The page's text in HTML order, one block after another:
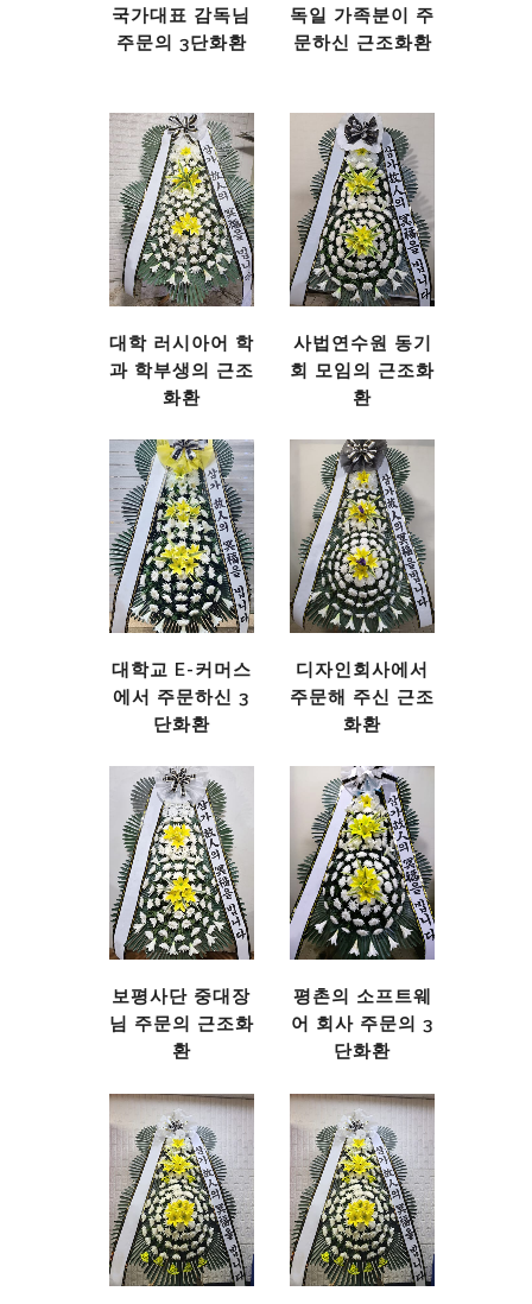
국가대표 감독님
주문의 3단화환
독일 가족분이 주
문하신 근조화환
대학 러시아어 학
과 학부생의 근조
화환
사법연수원 동기
회 모임의 근조화
환
대학교 E-커머스
에서 주문하신 3
단화환
디자인회사에서
주문해 주신 근조
화환
보평사단 중대장
님 주문의 근조화
환
평촌의 소프트웨
어 회사 주문의 3
단화환